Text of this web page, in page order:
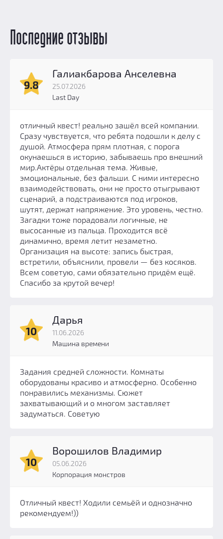
Последние отзывы
9.8
Галиакбарова Анселевна
25.07.2026
Last Day
отличный квест! реально зашёл всей компании.
Сразу чувствуется, что ребята подошли к делу с
душой. Атмосфера прям плотная, с порога
окунаешься в историю, забываешь про внешний
мир.Актёры отдельная тема. Живые,
эмоциональные, без фальши. С ними интересно
взаимодействовать, они не просто отыгрывают
сценарий, а подстраиваются под игроков,
шутят, держат напряжение. Это уровень, честно.
Загадки тоже порадовали логичные, не
высосанные из пальца. Проходится всё
динамично, время летит незаметно.
Организация на высоте: запись быстрая,
встретили, объяснили, провели — без косяков.
Всем советую, сами обязательно придём ещё.
Спасибо за крутой вечер!
10
Дарья
11.06.2026
Машина времени
Задания средней сложности. Комнаты
оборудованы красиво и атмосферно. Особенно
понравились механизмы. Сюжет
захватывающий и о многом заставляет
задуматься. Советую
10
Ворошилов Владимир
05.06.2026
Корпорация монстров
Отличный квест! Ходили семьёй и однозначно
рекомендуем!))